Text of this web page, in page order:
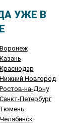
УЖЕ В
Воронеж
Казань
Краснодар
Нижний Новгород
Ростов-на-Дону
Санкт-Петербург
Тюмень
Челябинск